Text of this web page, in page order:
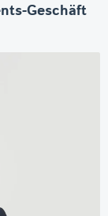
Geschäft